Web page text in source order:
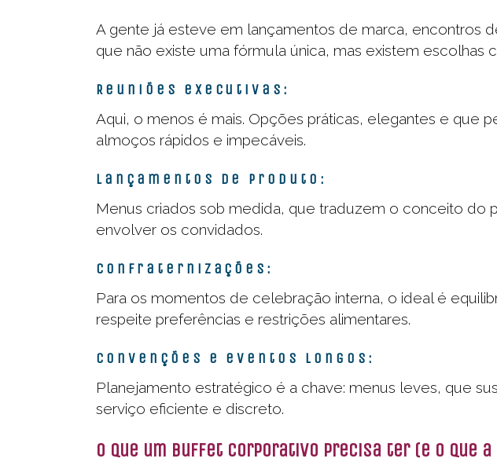
A gente já esteve em lançamentos de marca, encontros
que não existe uma fórmula única, mas existem escolhas
Reuniões executivas:
Aqui, o menos é mais. Opções práticas, elegantes e que
almoços rápidos e impecáveis.
Lançamentos de produto:
Menus criados sob medida, que traduzem o conceito do
envolver os convidados.
Confraternizações:
Para os momentos de celebração interna, o ideal é
respeite preferências e restrições alimentares.
Convenções e eventos longos:
Planejamento estratégico é a chave: menus leves, que
serviço eficiente e discreto.
O que um buffet corporativo precisa ter (e o que